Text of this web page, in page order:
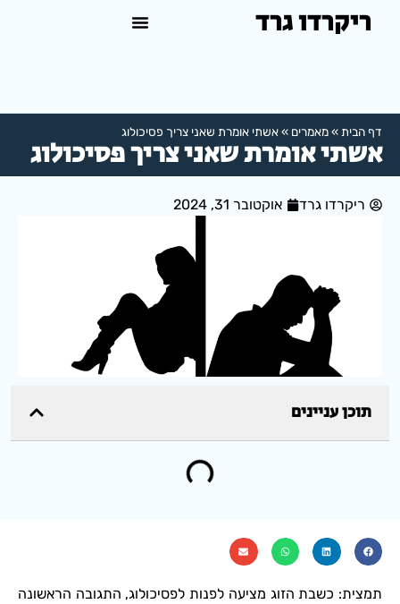
ריקרדו גרד
דף הבית »מאמרים »אשתי אומרת שאני צריך פסיכולוג
אשתי אומרת שאני צריך פסיכולוג
ריקרדו גרד אוקטובר 31, 2024
תוכן עניינים
תמצית: כשבת הזוג מציעה לפנות לפסיכולוג, התגובה הראשונה